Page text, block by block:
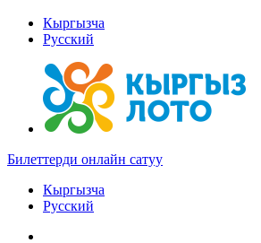
Кыргызча
Русский
Билеттерди онлайн сатуу
Кыргызча
Русский